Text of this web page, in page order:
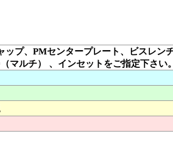
ップ、PMセンタープレート、ビスレ
マルチ） 、インセットをご指定下さい。